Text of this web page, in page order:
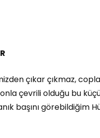
çıkar çıkmaz,
çevrili olduğu bu
başını